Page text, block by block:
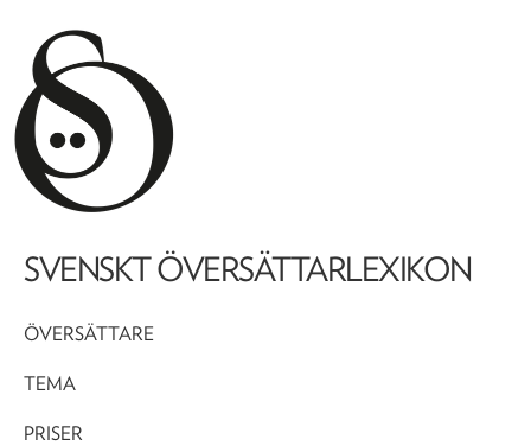
SVENSKT ÖVERSÄTTARLEXIKON
ÖVERSÄTTARE
TEMA
PRISER